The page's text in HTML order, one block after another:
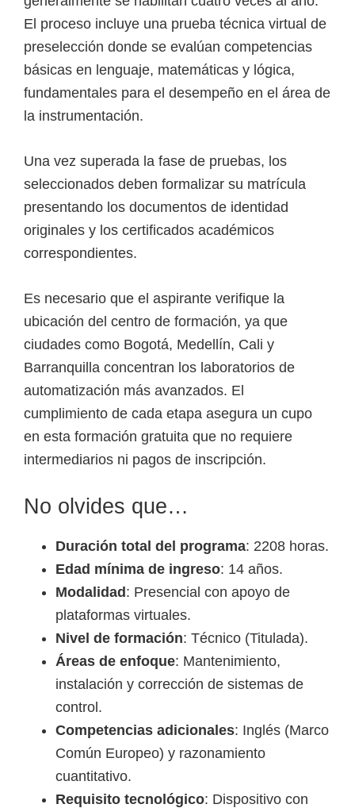
El proceso incluye una prueba técnica virtual de
preselección donde se evalúan competencias
básicas en lenguaje, matemáticas y lógica,
fundamentales para el desempeño en el área de
la instrumentación.
Una vez superada la fase de pruebas, los
seleccionados deben formalizar su matrícula
presentando los documentos de identidad
originales y los certificados académicos
correspondientes.
Es necesario que el aspirante verifique la
ubicación del centro de formación, ya que
ciudades como Bogotá, Medellín, Cali y
Barranquilla concentran los laboratorios de
automatización más avanzados. El
cumplimiento de cada etapa asegura un cupo
en esta formación gratuita que no requiere
intermediarios ni pagos de inscripción.
No olvides que…
Duración total del programa: 2208 horas.
Edad mínima de ingreso: 14 años.
Modalidad: Presencial con apoyo de
plataformas virtuales.
Nivel de formación: Técnico (Titulada).
Áreas de enfoque: Mantenimiento,
instalación y corrección de sistemas de
control.
Competencias adicionales: Inglés (Marco
Común Europeo) y razonamiento
cuantitativo.
Requisito tecnológico: Dispositivo con